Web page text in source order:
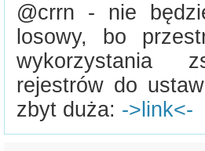
@crrn - nie
losowy, bo
wykorzystania
rejestrów do
zbyt duża: ->link<-